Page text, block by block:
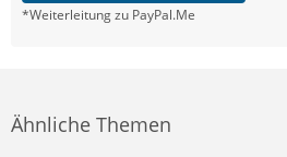
*Weiterleitung zu PayPal.Me
Ähnliche Themen